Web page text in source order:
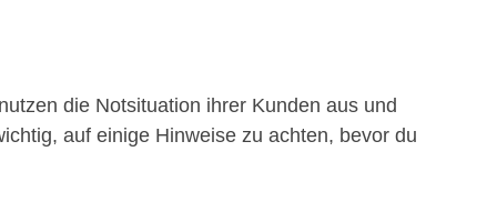
die Notsituation ihrer Kunden aus und
auf einige Hinweise zu achten, bevor du